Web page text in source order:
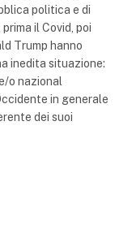
politica e di
il Covid, poi
Trump hanno
inedita situazione:
o nazional
in generale
dei suoi